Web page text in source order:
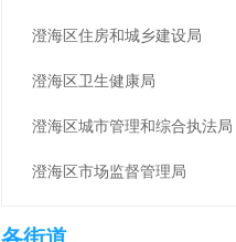
澄海区住房和城乡建设局
澄海区卫生健康局
澄海区城市管理和综合执法局
澄海区市场监督管理局